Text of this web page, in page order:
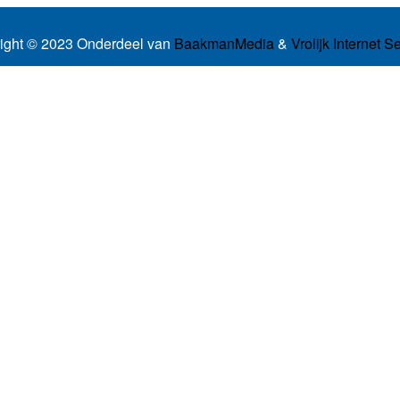
© 2023 Onderdeel van BaakmanMedia& Vrolijk Internet